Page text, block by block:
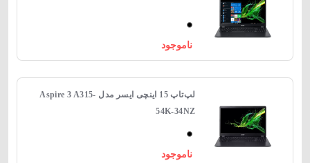
ناموجود
لپ‌تاپ 15 اینچی ایسر مدل Aspire 3 A315-
54K-34NZ
ناموجود